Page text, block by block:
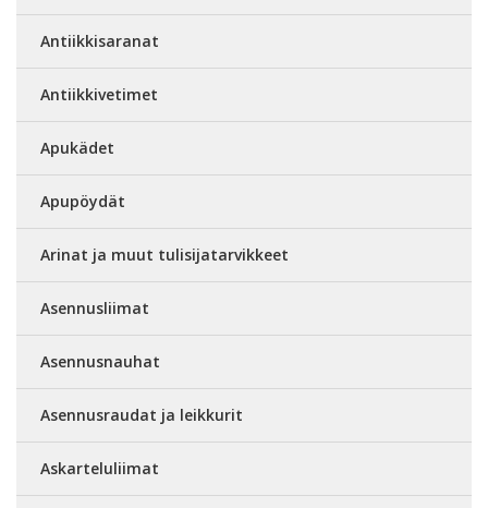
Antiikkisaranat
Antiikkivetimet
Apukädet
Apupöydät
Arinat ja muut tulisijatarvikkeet
Asennusliimat
Asennusnauhat
Asennusraudat ja leikkurit
Askarteluliimat